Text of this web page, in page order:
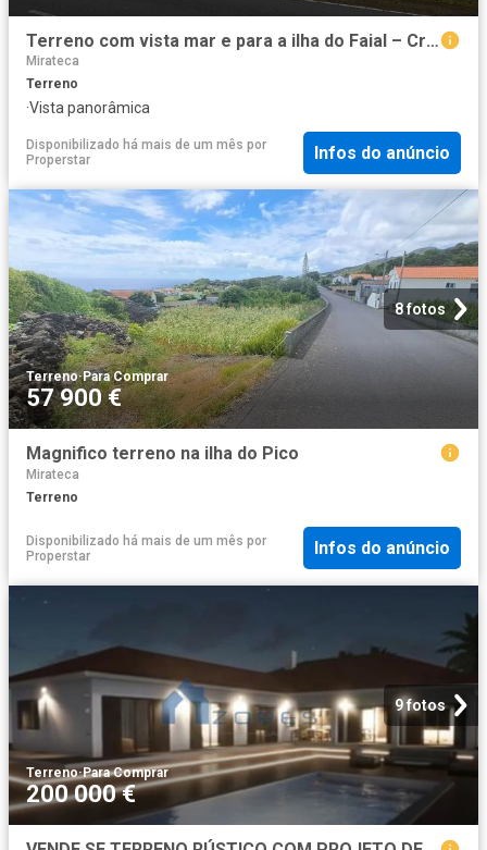
Terreno com vista mar e para a ilha do Faial – Criação Velha, Madalena do Pico
Mirateca
Terreno
·Vista panorâmica
Disponibilizado há mais de um mês por
Properstar
Infos do anúncio
8 fotos
Terreno·Para Comprar
57 900 €
Magnifico terreno na ilha do Pico
Mirateca
Terreno
Disponibilizado há mais de um mês por
Properstar
Infos do anúncio
9 fotos
Terreno·Para Comprar
200 000 €